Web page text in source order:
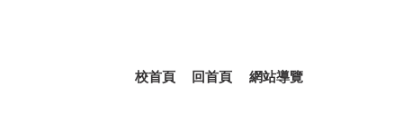
校首頁 回首頁 網站導覽